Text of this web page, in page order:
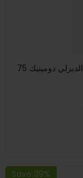
Save 39%